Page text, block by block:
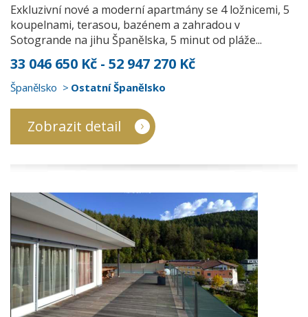
Exkluzivní nové a moderní apartmány se 4 ložnicemi, 5
koupelnami, terasou, bazénem a zahradou v
Sotogrande na jihu Španělska, 5 minut od pláže...
33 046 650 Kč - 52 947 270 Kč
Španělsko Ostatní Španělsko
Zobrazit detail